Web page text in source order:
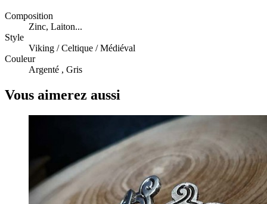
Composition
Zinc, Laiton...
Style
Viking / Celtique / Médiéval
Couleur
Argenté , Gris
Vous aimerez aussi